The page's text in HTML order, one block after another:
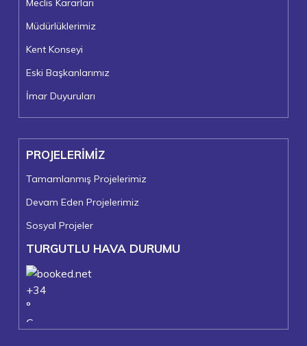
Meclis Kararları
Müdürlüklerimiz
Kent Konseyi
Eski Başkanlarımız
İmar Duyuruları
PROJELERİMİZ
Tamamlanmış Projelerimiz
Devam Eden Projelerimiz
Sosyal Projeler
TURGUTLU HAVA DURUMU
+34
°
C